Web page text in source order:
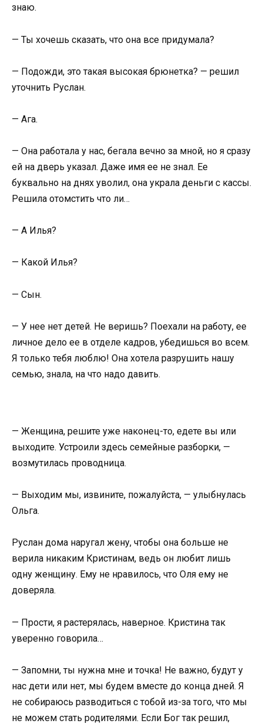
знаю.
— Ты хочешь сказать, что она все придумала?
— Подожди, это такая высокая брюнетка? — решил
уточнить Руслан.
— Ага.
— Она работала у нас, бегала вечно за мной, но я сразу
ей на дверь указал. Даже имя ее не знал. Ее
буквально на днях уволил, она украла деньги с кассы.
Решила отомстить что ли…
— А Илья?
— Какой Илья?
— Сын.
— У нее нет детей. Не веришь? Поехали на работу, ее
личное дело ее в отделе кадров, убедишься во всем.
Я только тебя люблю! Она хотела разрушить нашу
семью, знала, на что надо давить.
— Женщина, решите уже наконец-то, едете вы или
выходите. Устроили здесь семейные разборки, —
возмутилась проводница.
— Выходим мы, извините, пожалуйста, — улыбнулась
Ольга.
Руслан дома наругал жену, чтобы она больше не
верила никаким Кристинам, ведь он любит лишь
одну женщину. Ему не нравилось, что Оля ему не
доверяла.
— Прости, я растерялась, наверное. Кристина так
уверенно говорила…
— Запомни, ты нужна мне и точка! Не важно, будут у
нас дети или нет, мы будем вместе до конца дней. Я
не собираюсь разводиться с тобой из-за того, что мы
не можем стать родителями. Если Бог так решил,